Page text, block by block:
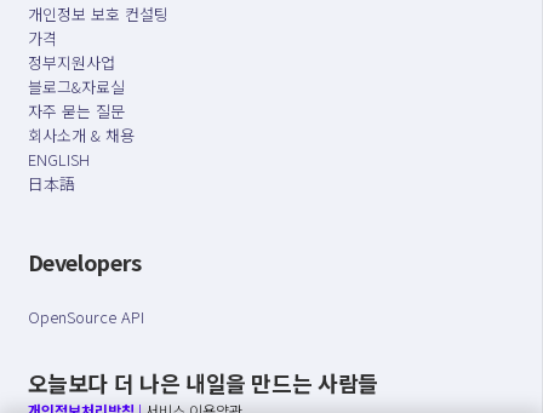
개인정보 보호 컨설팅
가격
정부지원사업
블로그&자료실
자주 묻는 질문
회사소개 & 채용
ENGLISH
日本語
Developers
OpenSource API
오늘보다 더 나은 내일을 만드는 사람들